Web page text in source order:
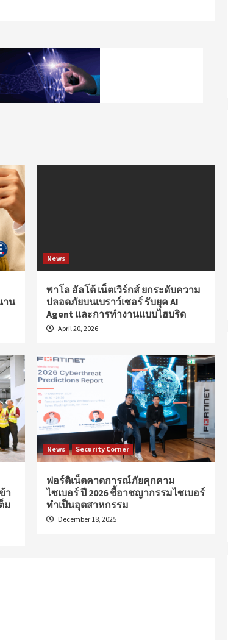
าน
News
พาโล อัลโต้ เน็ตเวิร์กส์ ยกระดับความ
ปลอดภัยบนเบราว์เซอร์ รับยุค AI
Agent และการทำงานแบบไฮบริด
April 20, 2026
า
ม
News Security Corner
ฟอร์ติเน็ตคาดการณ์ภัยคุกคาม
ไซเบอร์ ปี 2026 ชี้อาชญากรรมไซเบอร์
ทำเป็นอุตสาหกรรม
December 18, 2025